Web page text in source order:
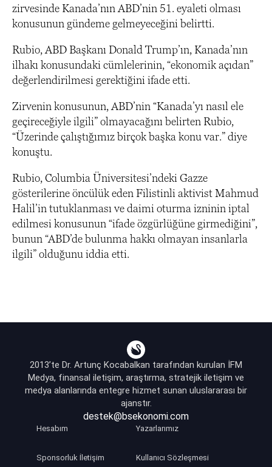
zirvesinde Kanada’nın ABD’nin 51. eyaleti olması
konusunun gündeme gelmeyeceğini belirtti.
Rubio, ABD Başkanı Donald Trump’ın, Kanada’nın
ilhakı konusundaki cümlelerinin, “ekonomik açıdan”
değerlendirilmesi gerektiğini ifade etti.
Zirvenin konusunun, ABD’nin “Kanada’yı nasıl ele
geçireceğiyle ilgili” olmayacağını belirten Rubio,
“Üzerinde çalıştığımız birçok başka konu var.” diye
konuştu.
Rubio, Columbia Üniversitesi’ndeki Gazze
gösterilerine öncülük eden Filistinli aktivist Mahmud
Halil’in tutuklanması ve daimi oturma izninin iptal
edilmesi konusunun “ifade özgürlüğüne girmediğini”,
bunun “ABD’de bulunma hakkı olmayan insanlarla
ilgili” olduğunu iddia etti.
2013’te Dr. Artunç Kocabalkan tarafından kurulan İFM
Medya, finansal iletişim, araştırma, stratejik iletişim ve
medya alanlarında entegre hizmet sunan uluslararası bir
ajanstır.
destek@bsekonomi.com
Hesabım Yazarlarımız
Sponsorluk İletişim Kullanıcı Sözleşmesi